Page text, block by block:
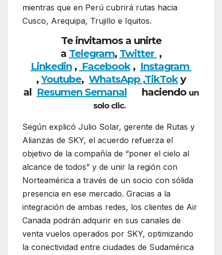
mientras que en Perú cubrirá rutas hacia
Cusco, Arequipa, Trujillo e Iquitos.
Te invitamos a unirte
a Telegram, Twitter ,
Linkedin, Facebook, Instagram
,Youtube, WhatsApp ,TikToky
al Resumen Semanal haciendo un
solo clic.
Según explicó Julio Solar, gerente de Rutas y
Alianzas de SKY, el acuerdo refuerza el
objetivo de la compañía de “poner el cielo al
alcance de todos” y de unir la región con
Norteamérica a través de un socio con sólida
presencia en ese mercado. Gracias a la
integración de ambas redes, los clientes de Air
Canada podrán adquirir en sus canales de
venta vuelos operados por SKY, optimizando
la conectividad entre ciudades de Sudamérica